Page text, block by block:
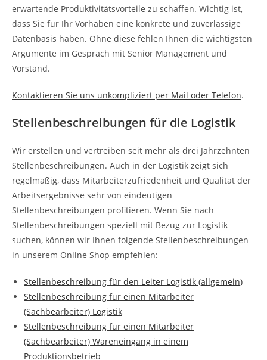
erwartende Produktivitätsvorteile zu schaffen. Wichtig ist,
dass Sie für Ihr Vorhaben eine konkrete und zuverlässige
Datenbasis haben. Ohne diese fehlen Ihnen die wichtigsten
Argumente im Gespräch mit Senior Management und
Vorstand.
Kontaktieren Sie uns unkompliziert per Mail oder Telefon.
Stellenbeschreibungen für die Logistik
Wir erstellen und vertreiben seit mehr als drei Jahrzehnten
Stellenbeschreibungen. Auch in der Logistik zeigt sich
regelmäßig, dass Mitarbeiterzufriedenheit und Qualität der
Arbeitsergebnisse sehr von eindeutigen
Stellenbeschreibungen profitieren. Wenn Sie nach
Stellenbeschreibungen speziell mit Bezug zur Logistik
suchen, können wir Ihnen folgende Stellenbeschreibungen
in unserem Online Shop empfehlen:
Stellenbeschreibung für den Leiter Logistik (allgemein)
Stellenbeschreibung für einen Mitarbeiter
(Sachbearbeiter) Logistik
Stellenbeschreibung für einen Mitarbeiter
(Sachbearbeiter) Wareneingang in einem
Produktionsbetrieb